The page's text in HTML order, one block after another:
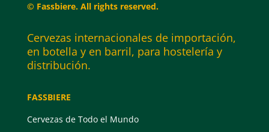
© Fassbiere. All rights reserved.
Cervezas internacionales de importación,
en botella y en barril, para hostelería y
distribución.
FASSBIERE
Cervezas de Todo el Mundo